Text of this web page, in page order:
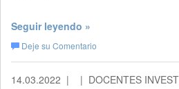
Seguir leyendo »
Deje su Comentario
14.03.2022 | | DOCENTES